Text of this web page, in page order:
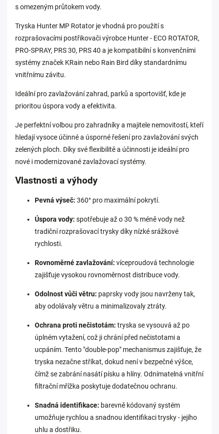
s omezeným průtokem vody.
Tryska Hunter MP Rotator je vhodná pro použití s
rozprašovacími postřikovači výrobce Hunter - ECO ROTATOR,
PRO-SPRAY, PRS 30, PRS 40 a je kompatibilní s konvenčními
systémy značek KRain nebo Rain Bird díky standardnímu
vnitřnímu závitu.
Ideální pro zavlažování zahrad, parků a sportovišť, kde je
prioritou úspora vody a efektivita.
Je perfektní volbou pro zahradníky a majitele nemovitostí, kteří
hledají vysoce účinné a úsporné řešení pro zavlažování svých
zelených ploch. Díky své flexibilitě a účinnosti je ideální pro
nové i modernizované zavlažovací systémy.
Vlastnosti a výhody
Pevná výseč: 360° pro maximální pokrytí.
Úspora vody: spotřebuje až o 30 % méně vody než
tradiční rozprašovací trysky díky nízké srážkové
rychlosti.
Rovnoměrné zavlažování: víceproudová technologie
zajišťuje vysokou rovnoměrnost distribuce vody.
Odolnost vůči větru: paprsky vody jsou navrženy tak,
aby odolávaly větru a minimalizovaly ztráty.
Ochrana proti nečistotám: tryska se vysouvá až po
úplném vytažení, což ji chrání před nečistotami a
ucpáním. Tento "double-pop" mechanismus zajišťuje, že
tryska nezačne stříkat, dokud není v bezpečné výšce,
čímž se zabrání nasátí písku a hlíny. Odnímatelná vnitřní
filtrační mřížka poskytuje dodatečnou ochranu.
Snadná identifikace: barevně kódovaný systém
umožňuje rychlou a snadnou identifikaci trysky - jejího
uhlu a dostřiku.